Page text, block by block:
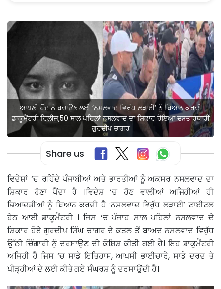
ਆਪਣੀ ਹੋਂਦ ਨੂੰ ਬਚਾਉਣ ਲਈ ‘ਨਸਲਵਾਦ ਵਿਰੁੱਧ ਲੜਾਈ’ ਨੂੰ ਬਿਆਨ ਕਰਦੀ
ਡਾਕੂਮੈਂਟਰੀ ਰਿਲੀਜ਼,50 ਸਾਲ ਪਹਿਲਾਂ ਨਸਲਵਾਦ ਦਾ ਸ਼ਿਕਾਰ ਹੋਇਆ ਦਸਤਾਰਧਾਰੀ
ਗੁਰਦੀਪ ਚਾਗਰ
Share us
ਵਿਦੇਸ਼ਾਂ ‘ਚ ਰਹਿੰਦੇ ਪੰਜਾਬੀਆਂ ਅਤੇ ਭਾਰਤੀਆਂ ਨੂੰ ਅਕਸਰ ਨਸਲਵਾਦ ਦਾ
ਸ਼ਿਕਾਰ ਹੋਣਾ ਪੈਂਦਾ ਹੈ ।ਵਿਦੇਸ਼ ‘ਚ ਹੋਣ ਵਾਲੀਆਂ ਅਜਿਹੀਆਂ ਹੀ
ਜ਼ਿਆਦਤੀਆਂ ਨੂੰ ਬਿਆਨ ਕਰਦੀ ਹੈ ‘ਨਸਲਵਾਦ ਵਿਰੁੱਧ ਲੜਾਈ’ ਟਾਈਟਲ
ਹੇਠ ਆਈ ਡਾਕੂਮੈਂਟਰੀ । ਜਿਸ ‘ਚ ਪੰਜਾਹ ਸਾਲ ਪਹਿਲਾਂ ਨਸਲਵਾਦ ਦੇ
ਸ਼ਿਕਾਰ ਹੋਏ ਗੁਰਦੀਪ ਸਿੰਘ ਚਾਗਰ ਦੇ ਕਤਲ ਤੋਂ ਬਾਅਦ ਨਸਲਵਾਦ ਵਿਰੁੱਧ
ਉੱਠੀ ਚਿੰਗਾਰੀ ਨੂੰ ਦਰਸਾਉਣ ਦੀ ਕੋਸ਼ਿਸ਼ ਕੀਤੀ ਗਈ ਹੈ। ਇਹ ਡਾਕੂਮੈਂਟਰੀ
ਅਜਿਹੀ ਹੈ ਜਿਸ ‘ਚ ਸਾਡੇ ਇਤਿਹਾਸ, ਆਪਸੀ ਭਾਈਚਾਰੇ, ਸਾਡੇ ਦਰਦ ਤੇ
ਪੀੜ੍ਹੀਆਂ ਦੇ ਲਈ ਕੀਤੇ ਗਏ ਸੰਘਰਸ਼ ਨੂੰ ਦਰਸਾਉਂਦੀ ਹੈ।